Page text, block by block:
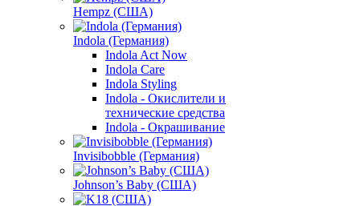
Hempz (США)
Indola (Германия)
Indola Act Now
Indola Care
Indola Styling
Indola - Окислители и
технические средства
Indola - Окрашивание
Invisibobble (Германия)
Johnson’s Baby (США)